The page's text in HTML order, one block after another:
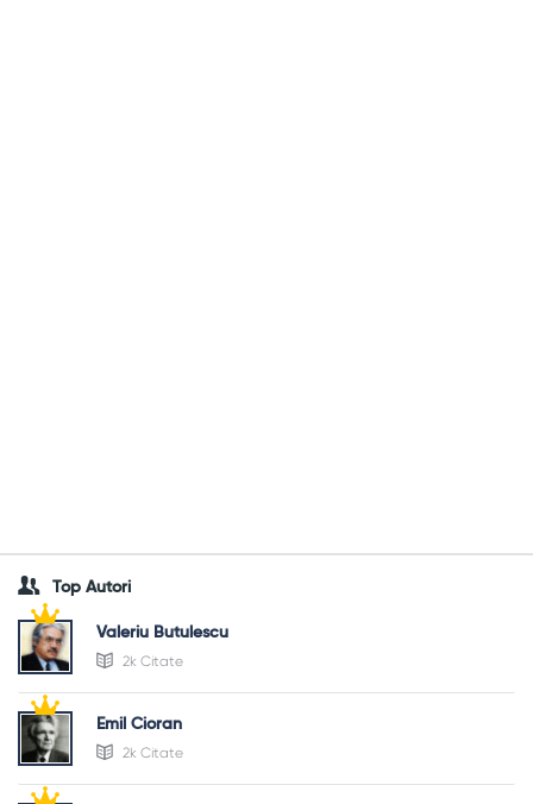
Top Autori
Valeriu Butulescu
2k Citate
Emil Cioran
2k Citate